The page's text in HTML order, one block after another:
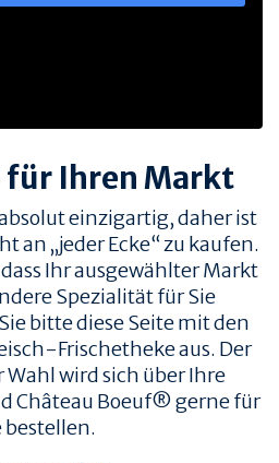
Ihren Markt
einzigartig, daher ist
an „jeder Ecke“ zu kaufen.
Ihr ausgewählter Markt
Spezialität für Sie
bitte diese Seite mit den
Frischetheke aus. Der
wird sich über Ihre
Château Boeuf® gerne für
bestellen.